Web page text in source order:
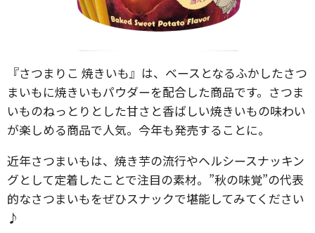
『さつまりこ 焼きいも』は、ベースとなるふかしたさつ
まいもに焼きいもパウダーを配合した商品です。さつま
いものねっとりとした甘さと香ばしい焼きいもの味わい
が楽しめる商品で人気。今年も発売することに。
近年さつまいもは、焼き芋の流行やヘルシースナッキン
グとして定着したことで注目の素材。”秋の味覚”の代表
的なさつまいもをぜひスナックで堪能してみてください
♪